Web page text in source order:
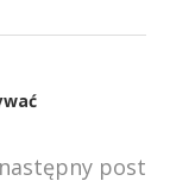
następny post